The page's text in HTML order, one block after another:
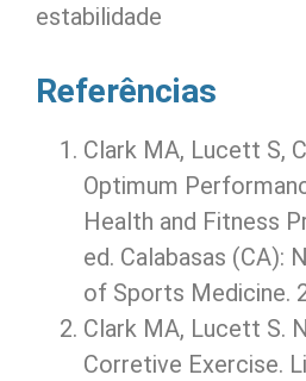
estabilidade
Referências
Clark MA, Lucett S,
Optimum
Health and Fitness
ed. Calabasas (CA):
of Sports Medicine.
Clark MA, Lucett S.
Corretive Exercise.